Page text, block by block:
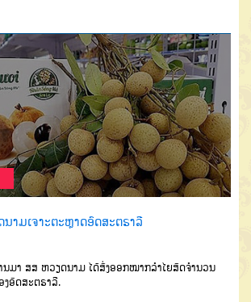
າມເຈາະຕະຫຼາດອົດສະຕຣາລີ
ມາ ສສ ຫວຽດນາມ ໄດ້ສົ່ງອອກໝາກລໍາໄຍສົດຈຳນວນ
ງອົດສະຕຣາລີ.